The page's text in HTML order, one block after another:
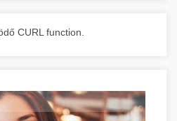
CURL function.